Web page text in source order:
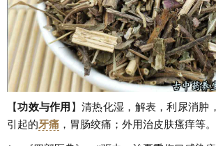
【功效与作用 】清热化湿，解表，利尿消肿
引起的牙痛 ，胃肠绞痛；外用治皮肤瘙痒等。